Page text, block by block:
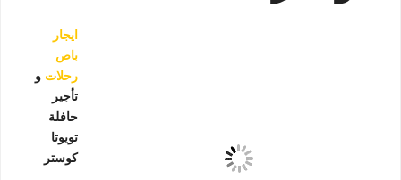
ايجار
باص
رحلات و
تأجير
حافلة
تويوتا
كوستر